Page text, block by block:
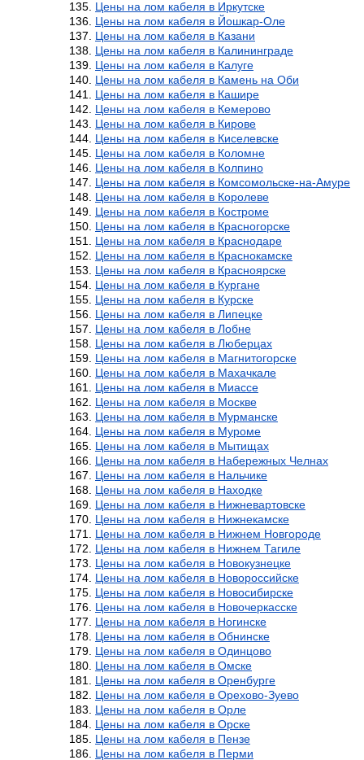
Цены на лом кабеля в Иркутске
Цены на лом кабеля в Йошкар-Оле
Цены на лом кабеля в Казани
Цены на лом кабеля в Калининграде
Цены на лом кабеля в Калуге
Цены на лом кабеля в Камень на Оби
Цены на лом кабеля в Кашире
Цены на лом кабеля в Кемерово
Цены на лом кабеля в Кирове
Цены на лом кабеля в Киселевске
Цены на лом кабеля в Коломне
Цены на лом кабеля в Колпино
Цены на лом кабеля в Комсомольске-на-Амуре
Цены на лом кабеля в Королеве
Цены на лом кабеля в Костроме
Цены на лом кабеля в Красногорске
Цены на лом кабеля в Краснодаре
Цены на лом кабеля в Краснокамске
Цены на лом кабеля в Красноярске
Цены на лом кабеля в Кургане
Цены на лом кабеля в Курске
Цены на лом кабеля в Липецке
Цены на лом кабеля в Лобне
Цены на лом кабеля в Люберцах
Цены на лом кабеля в Магнитогорске
Цены на лом кабеля в Махачкале
Цены на лом кабеля в Миассе
Цены на лом кабеля в Москве
Цены на лом кабеля в Мурманске
Цены на лом кабеля в Муроме
Цены на лом кабеля в Мытищах
Цены на лом кабеля в Набережных Челнах
Цены на лом кабеля в Нальчике
Цены на лом кабеля в Находке
Цены на лом кабеля в Нижневартовске
Цены на лом кабеля в Нижнекамске
Цены на лом кабеля в Нижнем Новгороде
Цены на лом кабеля в Нижнем Тагиле
Цены на лом кабеля в Новокузнецке
Цены на лом кабеля в Новороссийске
Цены на лом кабеля в Новосибирске
Цены на лом кабеля в Новочеркасске
Цены на лом кабеля в Ногинске
Цены на лом кабеля в Обнинске
Цены на лом кабеля в Одинцово
Цены на лом кабеля в Омске
Цены на лом кабеля в Оренбурге
Цены на лом кабеля в Орехово-Зуево
Цены на лом кабеля в Орле
Цены на лом кабеля в Орске
Цены на лом кабеля в Пензе
Цены на лом кабеля в Перми